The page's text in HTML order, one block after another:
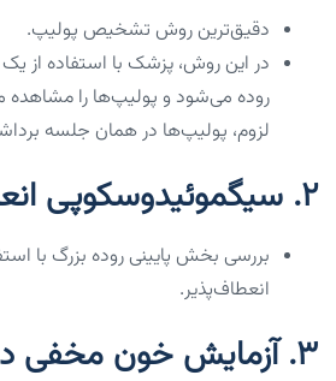
دقیق‌ترین روش تشخیص پولیپ.
در این روش، پزشک با استفاده از
روده می‌شود و پولیپ‌ها را مشاهده
لزوم، پولیپ‌ها در همان جلسه
2. سیگموئیدوسکوپی
بررسی بخش پایینی روده بزرگ با
انعطاف‌پذیر.
3. آزمایش خون مخفی